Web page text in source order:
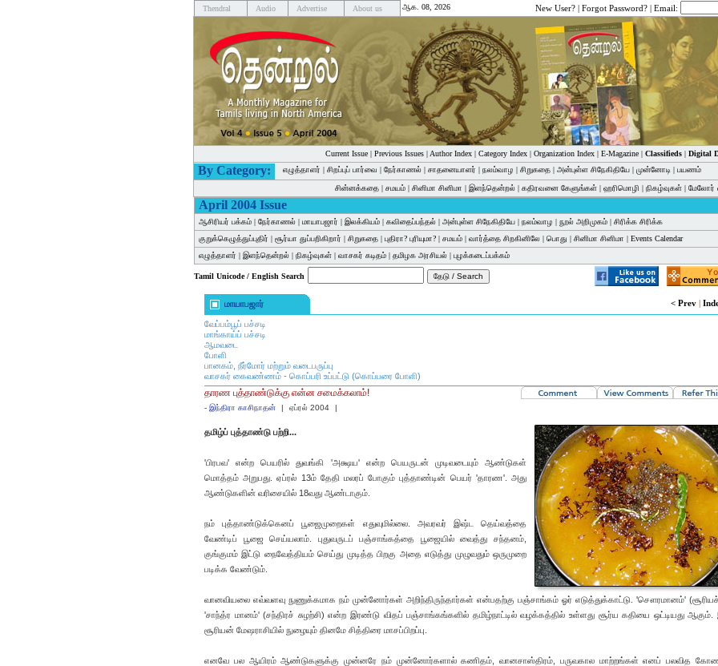
Thendral Audio Advertise About us ஆக. 08, 2026 New User? | Forgot Password? | Email:
Current Issue| Previous Issues| Author Index| Category Index| Organization Index| E-Magazine| Classifieds| Digital
By Category: எழுத்தாளர் | சிறப்புப் பார்வை | நேர்காணல் | சாதனையாளர் | நலம்வாழ | சிறுகதை | அன்புள்ள சிநேகிதியே | முன்னோடி | பயணம்
சின்னக்கதை | சமயம் | சினிமா சினிமா | இளந்தென்றல் | கதிரவனை கேளுங்கள் | ஹரிமொழி | நிகழ்வுகள் | மேலோர்
April 2004 Issue
ஆசிரியர் பக்கம் | நேர்காணல் | மாயாபஜார் | இலக்கியம் | கவிதைப்பந்தல் | அன்புள்ள சிநேகிதியே | நலம்வாழ | நூல் அறிமுகம் | சிரிக்க சிரிக்க
குறுக்கெழுத்துப்புதிர் | சூர்யா துப்பறிகிறார் | சிறுகதை | புதிரா? புரியுமா? | சமயம் | வார்த்தை சிறகினிலே | பொது | சினிமா சினிமா | Events Calendar
எழுத்தாளர் | இளந்தென்றல் | நிகழ்வுகள் | வாசகர் கடிதம் | தமிழக அரசியல் | புழக்கடைப்பக்கம்
Tamil Unicode / English Search
மாயாபஜார் < Prev |
வேப்பம்பூப் பச்சடி
மாங்காய்ப் பச்சடி
ஆமவடை
போளி
பானகம், நீர்மோர் மற்றும் வடைபருப்பு
வாசகர் கைவண்ணம் - கொப்பரி உப்பட்டு (கொப்பரை போளி)
தாரண புத்தாண்டுக்கு என்ன சமைக்கலாம்!
- இந்திரா காசிநாதன் | ஏப்ரல் 2004 |
தமிழ்ப் புத்தாண்டு பற்றி...
'பிரபவ' என்ற பெயரில் துவங்கி 'அக்ஷய' என்ற பெயருடன் முடிவடையும் ஆண்டுகள்
மொத்தம் அறுபது. ஏப்ரல் 13ம் தேதி மலரப் போகும் புத்தாண்டின் பெயர் 'தாரண'. அது
ஆண்டுகளின் வரிசையில் 18வது ஆண்டாகும்.
நம் புத்தாண்டுக்கெனப் பூஜைமுறைகள் எதுவுமில்லை. அவரவர் இஷ்ட தெய்வத்தை
வேண்டிப் பூஜை செய்யலாம். புதுவருடப் பஞ்சாங்கத்தை பூஜையில் வைத்து சந்தனம்,
குங்குமம் இட்டு நைவேத்தியம் செய்து முடித்த பிறகு அதை எடுத்து முழுவதும் ஒருமுறை
படிக்க வேண்டும்.
வானவியலை எவ்வளவு நுணுக்கமாக நம் முன்னோர்கள் அறிந்திருந்தார்கள் என்பதற்கு பஞ்சாங்கம் ஓர் எடுத்துக்காட்டு. 'சௌரமானம்' (சூரியச்
'சாந்த்ர மானம்' (சந்திரச் சுழற்சி) என்ற இரண்டு விதப் பஞ்சாங்கங்களில் தமிழ்நாட்டில் வழக்கத்தில் உள்ளது சூர்ய கதியை ஒட்டியது ஆகும்.
சூரியன் மேஷராசியில் நுழையும் தினமே சித்திரை மாசப்பிறப்பு.
எனவே பல ஆயிரம் ஆண்டுகளுக்கு முன்னரே நம் முன்னோர்களால் கணிதம், வானசாஸ்திரம், பருவகால மாற்றங்கள் எனப் பலவித